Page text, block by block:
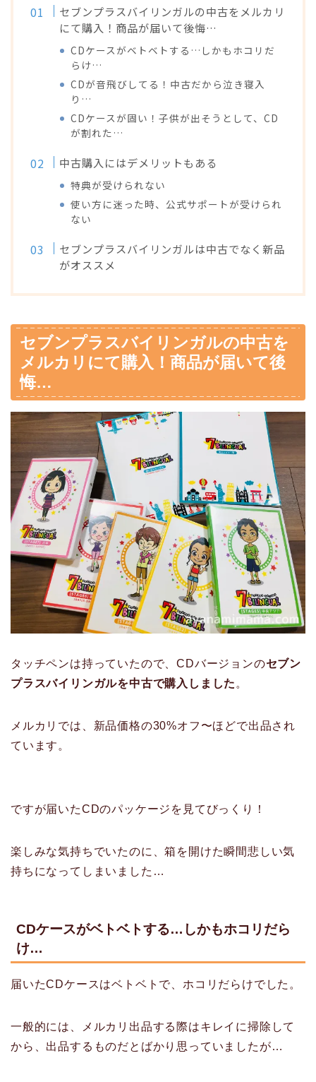
セブンプラスバイリンガルの中古をメルカリ
にて購入！商品が届いて後悔…
CDケースがベトベトする…しかもホコリだ
らけ…
CDが音飛びしてる！中古だから泣き寝入
り…
CDケースが固い！子供が出そうとして、CD
が割れた…
中古購入にはデメリットもある
特典が受けられない
使い方に迷った時、公式サポートが受けられ
ない
セブンプラスバイリンガルは中古でなく新品
がオススメ
セブンプラスバイリンガルの中古を
メルカリにて購入！商品が届いて後
悔…
タッチペンは持っていたので、CDバージョンのセブン
プラスバイリンガルを中古で購入しました 。
メルカリでは、新品価格の30%オフ〜ほどで出品され
ています。
ですが届いたCDのパッケージを見てびっくり！
楽しみな気持ちでいたのに、箱を開けた瞬間悲しい気
持ちになってしまいました…
CDケースがベトベトする…しかもホコリだら
け…
届いたCDケースはベトベトで、ホコリだらけでした。
一般的には、メルカリ出品する際はキレイに掃除して
から、出品するものだとばかり思っていましたが…